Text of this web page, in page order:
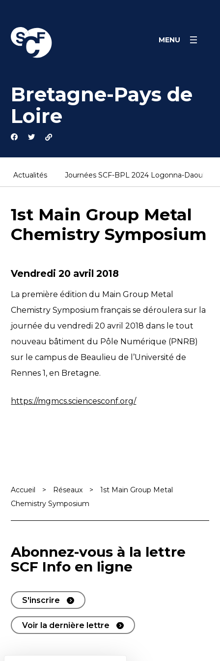
content
MENU
Bretagne-Pays de
Loire
Actualités Journées SCF-BPL 2024 Logonna-Daoulas
1st Main Group Metal
Chemistry Symposium
Vendredi 20 avril 2018
La première édition du Main Group Metal
Chemistry Symposium français se déroulera sur la
journée du vendredi 20 avril 2018 dans le tout
nouveau bâtiment du Pôle Numérique (PNRB)
sur le campus de Beaulieu de l’Université de
Rennes 1, en Bretagne.
https://mgmcs.sciencesconf.org/
Accueil > Réseaux >
1st Main Group Metal
Chemistry Symposium
Abonnez-vous à la lettre
SCF Info en ligne
S'inscrire
Voir la dernière lettre